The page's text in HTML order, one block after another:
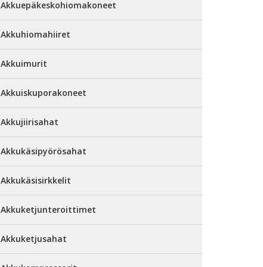
Akkuepäkeskohiomakoneet
Akkuhiomahiiret
Akkuimurit
Akkuiskuporakoneet
Akkujiirisahat
Akkukäsipyörösahat
Akkukäsisirkkelit
Akkuketjunteroittimet
Akkuketjusahat